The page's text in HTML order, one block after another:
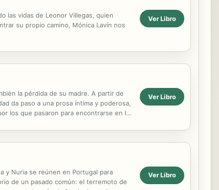
las vidas de Leonor Villegas, quien
su propio camino, Mónica Lavín nos
Ver Libro
la pérdida de su madre. A partir de
da paso a una prosa íntima y poderosa,
los que pasaron para encontrarse en la
Ver Libro
y Nuria se reúnen en Portugal para
de un pasado común: el terremoto de
Ver Libro